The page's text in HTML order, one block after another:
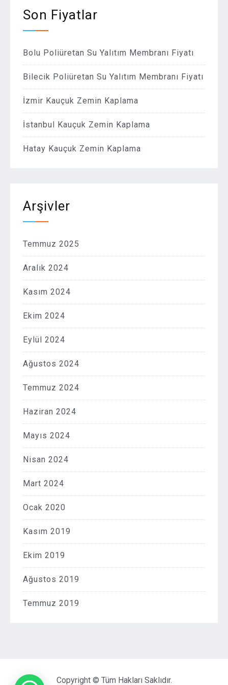
Son Fiyatlar
Bolu Poliüretan Su Yalıtım Membranı Fiyatı
Bilecik Poliüretan Su Yalıtım Membranı Fiyatı
İzmir Kauçuk Zemin Kaplama
İstanbul Kauçuk Zemin Kaplama
Hatay Kauçuk Zemin Kaplama
Arşivler
Temmuz 2025
Aralık 2024
Kasım 2024
Ekim 2024
Eylül 2024
Ağustos 2024
Temmuz 2024
Haziran 2024
Mayıs 2024
Nisan 2024
Mart 2024
Ocak 2020
Kasım 2019
Ekim 2019
Ağustos 2019
Temmuz 2019
Copyright © Tüm Hakları Saklıdır.